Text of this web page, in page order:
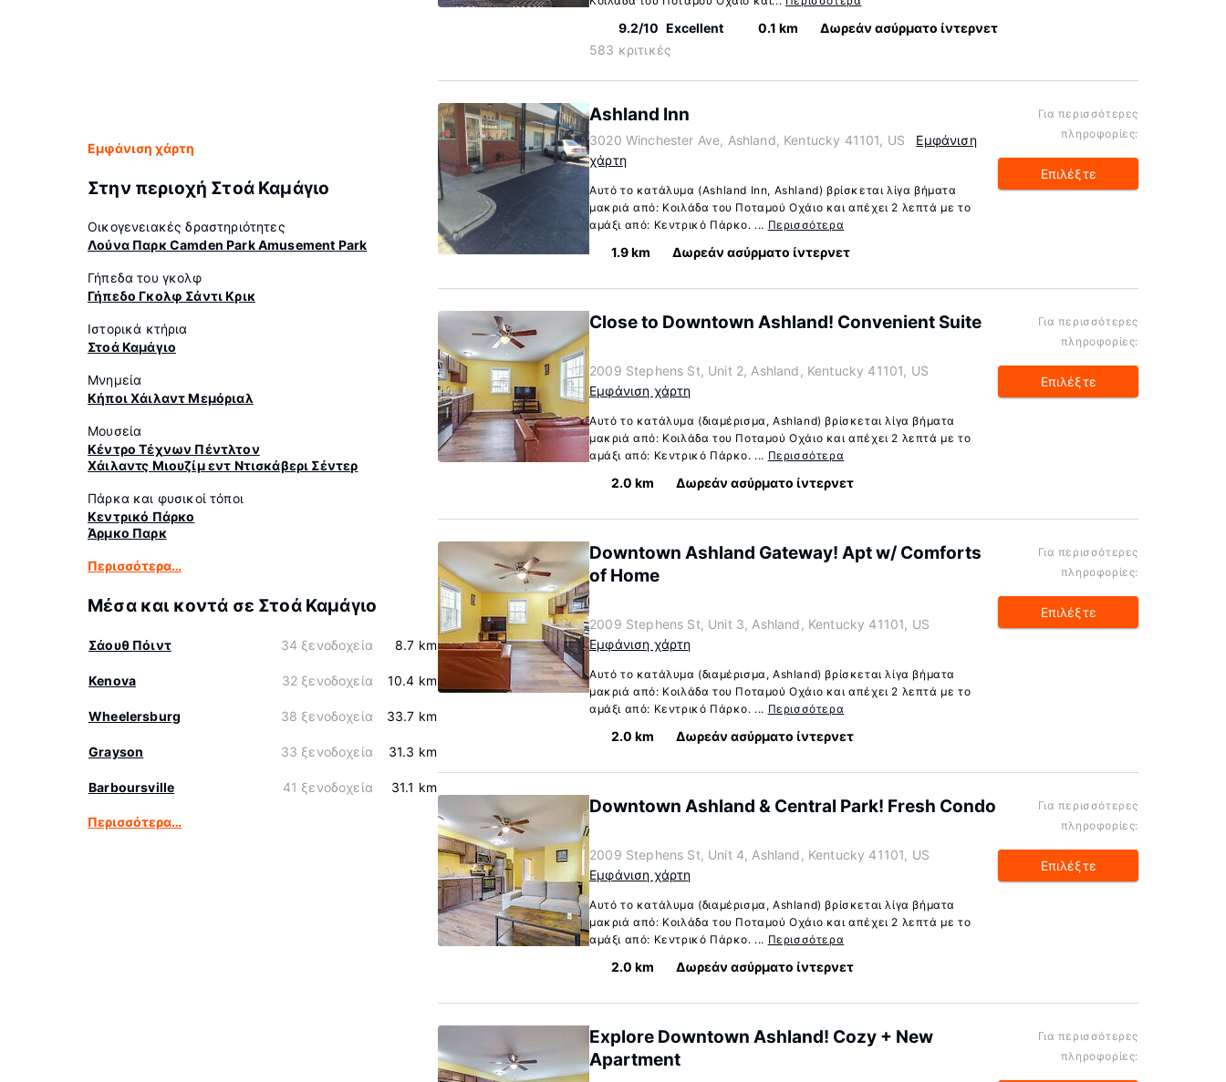
Εμφάνιση χάρτη
Στην περιοχή Στοά Καμάγιο
Οικογενειακές δραστηριότητες
Λούνα Παρκ Camden Park Amusement Park
Γήπεδα του γκολφ
Γήπεδο Γκολφ Σάντι Κρικ
Ιστορικά κτήρια
Στοά Καμάγιο
Μνημεία
Κήποι Χάιλαντ Μεμόριαλ
Μουσεία
Κέντρο Τέχνων Πέντλτον
Χάιλαντς Μιουζίμ εντ Ντισκάβερι Σέντερ
Πάρκα και φυσικοί τόποι
Κεντρικό Πάρκο
Άρμκο Παρκ
Περισσότερα…
Μέσα και κοντά σε Στοά Καμάγιο
Σάουθ Πόιντ 34 ξενοδοχεία 8.7 km
Kenova 32 ξενοδοχεία 10.4 km
Wheelersburg 38 ξενοδοχεία 33.7 km
Grayson 33 ξενοδοχεία 31.3 km
Barboursville 41 ξενοδοχεία 31.1 km
Περισσότερα…
9.2/10 Excellent
583 κριτικές
0.1 km Δωρεάν ασύρματο ίντερνετ
Ashland Inn
3020 Winchester Ave, Ashland, Kentucky 41101, US
Εμφάνιση
χάρτη
Αυτό το κατάλυμα (Ashland Inn, Ashland) βρίσκεται λίγα βήματα
μακριά από: Κοιλάδα του Ποταμού Οχάιο και απέχει 2 λεπτά με το
αμάξι από: Κεντρικό Πάρκο. ... Περισσότερα
1.9 km Δωρεάν ασύρματο ίντερνετ
Για περισσότερες
πληροφορίες:
Επιλέξτε
Close to Downtown Ashland! Convenient Suite
2009 Stephens St, Unit 2, Ashland, Kentucky 41101, US
Εμφάνιση χάρτη
Αυτό το κατάλυμα (διαμέρισμα, Ashland) βρίσκεται λίγα βήματα
μακριά από: Κοιλάδα του Ποταμού Οχάιο και απέχει 2 λεπτά με το
αμάξι από: Κεντρικό Πάρκο. ... Περισσότερα
2.0 km Δωρεάν ασύρματο ίντερνετ
Για περισσότερες
πληροφορίες:
Επιλέξτε
Downtown Ashland Gateway! Apt w/ Comforts
of Home
2009 Stephens St, Unit 3, Ashland, Kentucky 41101, US
Εμφάνιση χάρτη
Αυτό το κατάλυμα (διαμέρισμα, Ashland) βρίσκεται λίγα βήματα
μακριά από: Κοιλάδα του Ποταμού Οχάιο και απέχει 2 λεπτά με το
αμάξι από: Κεντρικό Πάρκο. ... Περισσότερα
2.0 km Δωρεάν ασύρματο ίντερνετ
Για περισσότερες
πληροφορίες:
Επιλέξτε
Downtown Ashland & Central Park! Fresh Condo
2009 Stephens St, Unit 4, Ashland, Kentucky 41101, US
Εμφάνιση χάρτη
Αυτό το κατάλυμα (διαμέρισμα, Ashland) βρίσκεται λίγα βήματα
μακριά από: Κοιλάδα του Ποταμού Οχάιο και απέχει 2 λεπτά με το
αμάξι από: Κεντρικό Πάρκο. ... Περισσότερα
2.0 km Δωρεάν ασύρματο ίντερνετ
Για περισσότερες
πληροφορίες:
Επιλέξτε
Explore Downtown Ashland! Cozy + New
Apartment
Για περισσότερες
πληροφορίες: